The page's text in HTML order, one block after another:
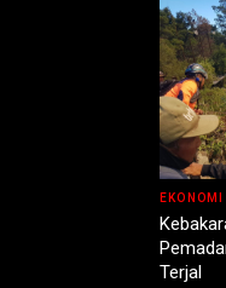
Terjal